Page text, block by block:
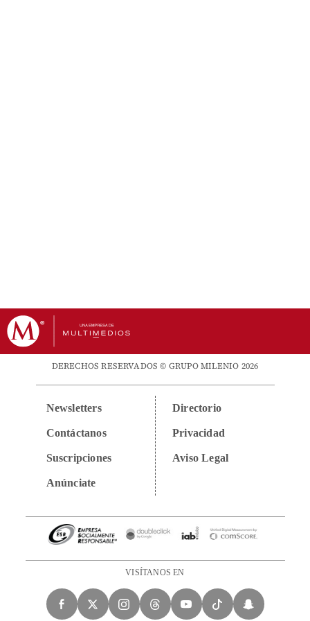
DERECHOS RESERVADOS © GRUPO MILENIO 2026
Newsletters
Contáctanos
Suscripciones
Anúnciate
Directorio
Privacidad
Aviso Legal
VISÍTANOS EN